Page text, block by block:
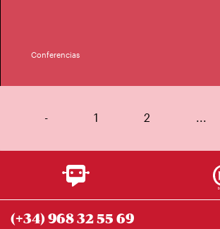
Conferencias
- 1 2
(+34) 968 32 55 69